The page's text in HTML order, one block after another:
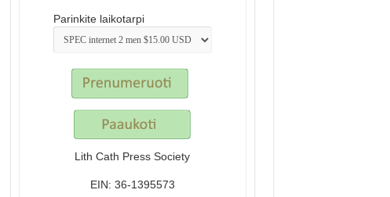
Parinkite laikotarpi
Lith Cath Press Society
EIN: 36-1395573